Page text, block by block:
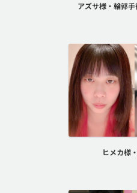
アズサ様・輪郭
ヒメカ様